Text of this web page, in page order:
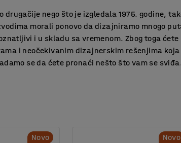
nego što je izgledala 1975. godine,
morali ponovo da dizajniramo mnogo
i u skladu sa vremenom. Zbog toga
i neočekivanim dizajnerskim rešenjima
se da ćete pronaći nešto što vam se sviđa.
Novo Novo